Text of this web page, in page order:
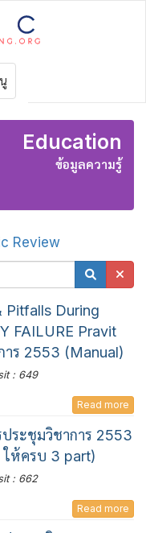
Education
ข้อมูลความรู้
Review
Pitfalls During
FAILURE Pravit
าร 2553 (Manual)
: 649
Read more
ระชุมวิชาการ 2553
ห้ครบ 3 part)
: 662
Read more